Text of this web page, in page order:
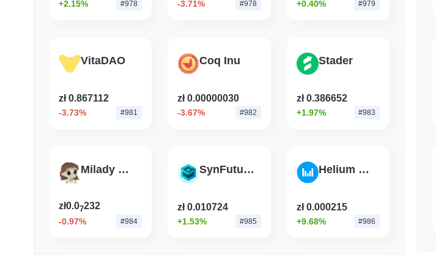
+2.15% #978 -3.71% #978 +0.40% #979
VitaDAO
zł 0.867112
-3.73% #981
Coq Inu
zł 0.00000030
-3.67% #982
Stader
zł 0.386652
+1.97% #983
Milady Meme Coin
zł0.07232
-0.97% #984
SynFutures
zł 0.010724
+1.53% #985
Helium Mobile
zł 0.000215
+9.68% #986